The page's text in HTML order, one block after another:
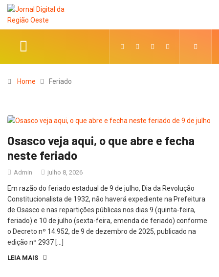
Home Feriado
Osasco veja aqui, o que abre e fecha
neste feriado
Admin julho 8, 2026
Em razão do feriado estadual de 9 de julho, Dia da Revolução
Constitucionalista de 1932, não haverá expediente na Prefeitura
de Osasco e nas repartições públicas nos dias 9 (quinta-feira,
feriado) e 10 de julho (sexta-feira, emenda de feriado) conforme
o Decreto nº 14.952, de 9 de dezembro de 2025, publicado na
edição nº 2937 […]
LEIA MAIS